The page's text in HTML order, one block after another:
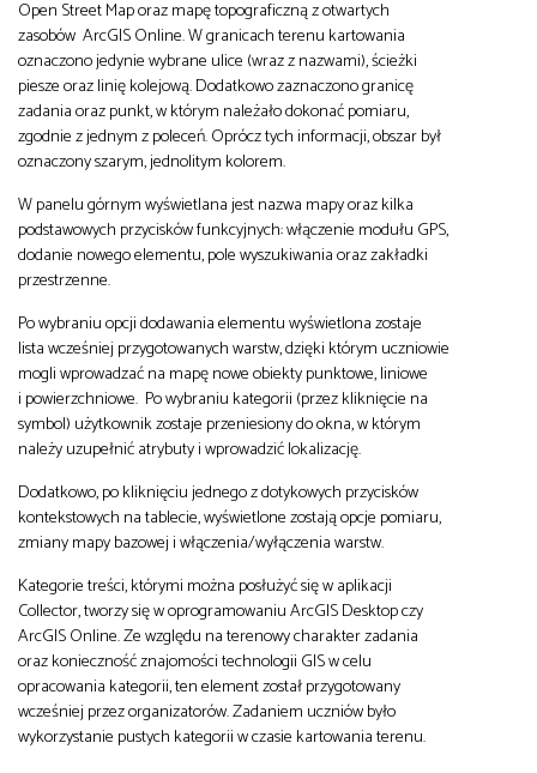
Open Street Map oraz mapę topograficzną z otwartych
zasobów ArcGIS Online. W granicach terenu kartowania
oznaczono jedynie wybrane ulice (wraz z nazwami), ścieżki
piesze oraz linię kolejową. Dodatkowo zaznaczono granicę
zadania oraz punkt, w którym należało dokonać pomiaru,
zgodnie z jednym z poleceń. Oprócz tych informacji, obszar był
oznaczony szarym, jednolitym kolorem.
W panelu górnym wyświetlana jest nazwa mapy oraz kilka
podstawowych przycisków funkcyjnych: włączenie modułu GPS,
dodanie nowego elementu, pole wyszukiwania oraz zakładki
przestrzenne.
Po wybraniu opcji dodawania elementu wyświetlona zostaje
lista wcześniej przygotowanych warstw, dzięki którym uczniowie
mogli wprowadzać na mapę nowe obiekty punktowe, liniowe
i powierzchniowe. Po wybraniu kategorii (przez kliknięcie na
symbol) użytkownik zostaje przeniesiony do okna, w którym
należy uzupełnić atrybuty i wprowadzić lokalizację.
Dodatkowo, po kliknięciu jednego z dotykowych przycisków
kontekstowych na tablecie, wyświetlone zostają opcje pomiaru,
zmiany mapy bazowej i włączenia/wyłączenia warstw.
Kategorie treści, którymi można posłużyć się w aplikacji
Collector, tworzy się w oprogramowaniu ArcGIS Desktop czy
ArcGIS Online. Ze względu na terenowy charakter zadania
oraz konieczność znajomości technologii GIS w celu
opracowania kategorii, ten element został przygotowany
wcześniej przez organizatorów. Zadaniem uczniów było
wykorzystanie pustych kategorii w czasie kartowania terenu.